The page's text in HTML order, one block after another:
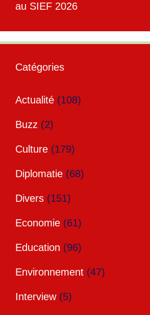
au SIEF 2026
Catégories
Actualité (108)
Buzz (2)
Culture (179)
Diplomatie (68)
Divers (151)
Economie (61)
Education (96)
Environnement (47)
Interview(5)